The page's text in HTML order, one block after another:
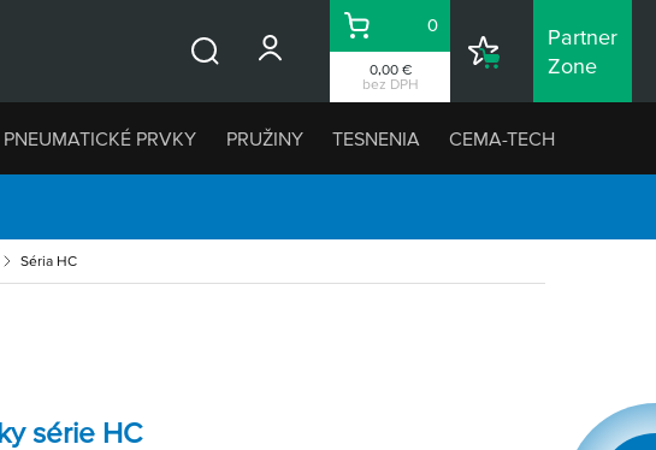
0,00 €
bez DPH
Košík
0
Nákupný
Partner
Zone
PNEUMATICKÉ PRVKY PRUŽINY TESNENIA CEMA-TECH
Séria HC
série HC